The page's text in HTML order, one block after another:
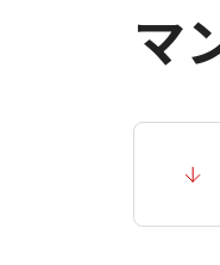
マ